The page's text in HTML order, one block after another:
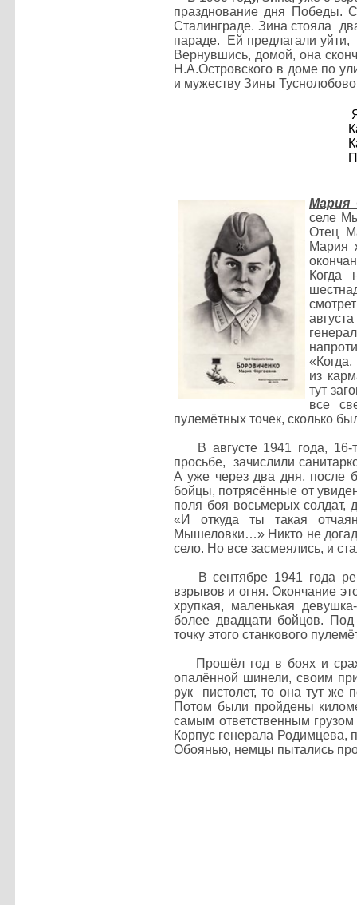
празднование дня Победы.
Сталинграде. Зина стояла
параде. Ей предлагали
Вернувшись, домой, она
Н.А.Островского в доме по
и мужеству Зины
Мария
селе
Отец
Мария
Когда
из
тут
все
пулемётных точек, сколько
В августе 1941 года, 16-
просьбе, зачислили
А уже через два дня, после
бойцы, потрясённые от
поля боя восьмерых солдат,
«И откуда ты такая
Мышеловки…» Никто не
село. Но все засмеялись, и
В сентябре 1941 года
взрывов и огня. Окончание
хрупкая, маленькая
более двадцати бойцов.
точку этого станкового
Прошёл год в боях и
опалённой шинели, своим
рук пистолет, то она тут же
Потом были пройдены
самым ответственным
Корпус генерала Родимцева,
Обоянью, немцы пытались